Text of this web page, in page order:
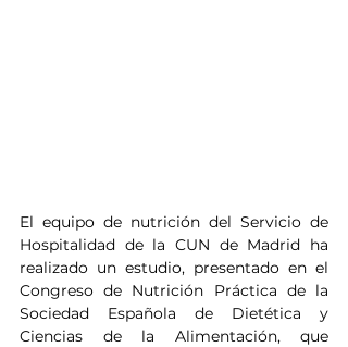
El equipo de nutrición del Servicio de
Hospitalidad de la CUN de Madrid ha
realizado un estudio, presentado en el
Congreso de Nutrición Práctica de la
Sociedad Española de Dietética y
Ciencias de la Alimentación, que